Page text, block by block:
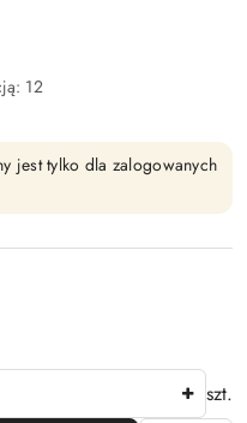
12
jest tylko dla zalogowanych
szt.